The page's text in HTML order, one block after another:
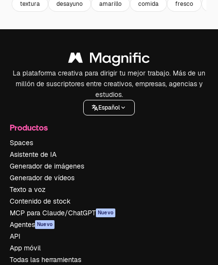
textura desayuno amarillo comida fresco
La plataforma creativa para dirigir tu mejor trabajo. Más de un
millón de suscriptores entre creativos, empresas, agencias y
estudios.
Español
Productos
Spaces
Asistente de IA
Generador de imágenes
Generador de vídeos
Texto a voz
Contenido de stock
MCP para Claude/ChatGPT Nuevo
Agentes Nuevo
API
App móvil
Todas las herramientas